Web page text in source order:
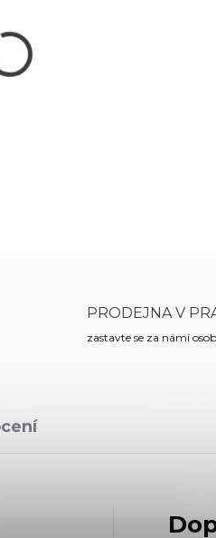
Lovecký nůž Mikov Taiga s
vhodná pro snadné
PRODEJNA V
zastavte se za námi